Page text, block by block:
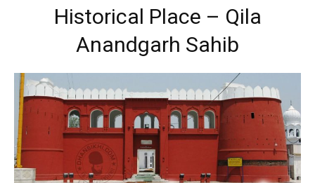
Historical Place – Qila
Anandgarh Sahib